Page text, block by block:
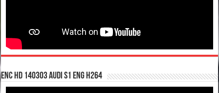
enc hd 140303 Audi S1 ENG H264